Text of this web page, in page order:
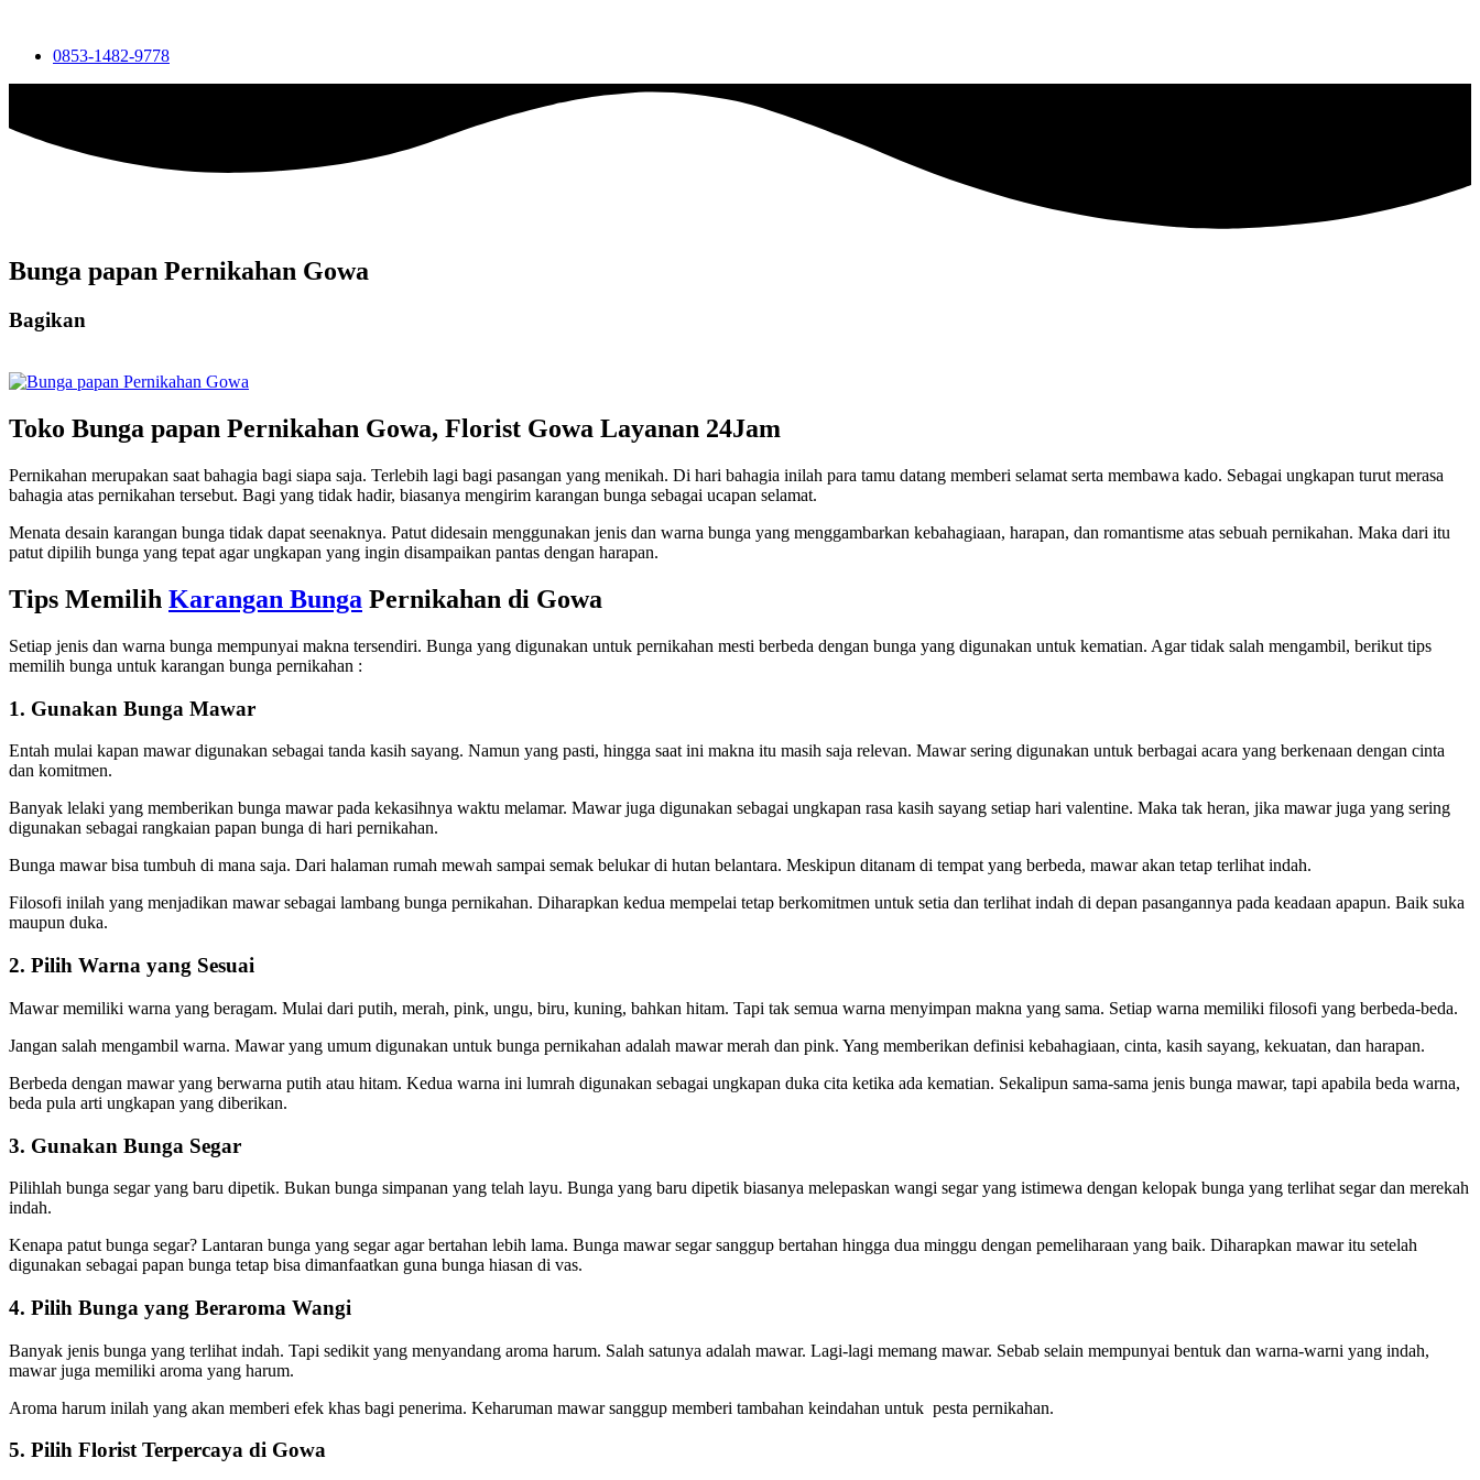
0853-1482-9778
Bunga papan Pernikahan Gowa
Bagikan
Toko Bunga papan Pernikahan Gowa, Florist Gowa Layanan 24Jam
Pernikahan merupakan saat bahagia bagi siapa saja. Terlebih lagi bagi pasangan yang menikah. Di hari bahagia inilah para tamu datang memberi selamat serta membawa kado. Sebagai ungkapan turut merasa
bahagia atas pernikahan tersebut. Bagi yang tidak hadir, biasanya mengirim karangan bunga sebagai ucapan selamat.
Menata desain karangan bunga tidak dapat seenaknya. Patut didesain menggunakan jenis dan warna bunga yang menggambarkan kebahagiaan, harapan, dan romantisme atas sebuah pernikahan. Maka dari itu
patut dipilih bunga yang tepat agar ungkapan yang ingin disampaikan pantas dengan harapan.
Tips Memilih Karangan Bunga Pernikahan di Gowa
Setiap jenis dan warna bunga mempunyai makna tersendiri. Bunga yang digunakan untuk pernikahan mesti berbeda dengan bunga yang digunakan untuk kematian. Agar tidak salah mengambil, berikut tips
memilih bunga untuk karangan bunga pernikahan :
1. Gunakan Bunga Mawar
Entah mulai kapan mawar digunakan sebagai tanda kasih sayang. Namun yang pasti, hingga saat ini makna itu masih saja relevan. Mawar sering digunakan untuk berbagai acara yang berkenaan dengan cinta
dan komitmen.
Banyak lelaki yang memberikan bunga mawar pada kekasihnya waktu melamar. Mawar juga digunakan sebagai ungkapan rasa kasih sayang setiap hari valentine. Maka tak heran, jika mawar juga yang sering
digunakan sebagai rangkaian papan bunga di hari pernikahan.
Bunga mawar bisa tumbuh di mana saja. Dari halaman rumah mewah sampai semak belukar di hutan belantara. Meskipun ditanam di tempat yang berbeda, mawar akan tetap terlihat indah.
Filosofi inilah yang menjadikan mawar sebagai lambang bunga pernikahan. Diharapkan kedua mempelai tetap berkomitmen untuk setia dan terlihat indah di depan pasangannya pada keadaan apapun. Baik suka
maupun duka.
2. Pilih Warna yang Sesuai
Mawar memiliki warna yang beragam. Mulai dari putih, merah, pink, ungu, biru, kuning, bahkan hitam. Tapi tak semua warna menyimpan makna yang sama. Setiap warna memiliki filosofi yang berbeda-beda.
Jangan salah mengambil warna. Mawar yang umum digunakan untuk bunga pernikahan adalah mawar merah dan pink. Yang memberikan definisi kebahagiaan, cinta, kasih sayang, kekuatan, dan harapan.
Berbeda dengan mawar yang berwarna putih atau hitam. Kedua warna ini lumrah digunakan sebagai ungkapan duka cita ketika ada kematian. Sekalipun sama-sama jenis bunga mawar, tapi apabila beda warna,
beda pula arti ungkapan yang diberikan.
3. Gunakan Bunga Segar
Pilihlah bunga segar yang baru dipetik. Bukan bunga simpanan yang telah layu. Bunga yang baru dipetik biasanya melepaskan wangi segar yang istimewa dengan kelopak bunga yang terlihat segar dan merekah
indah.
Kenapa patut bunga segar? Lantaran bunga yang segar agar bertahan lebih lama. Bunga mawar segar sanggup bertahan hingga dua minggu dengan pemeliharaan yang baik. Diharapkan mawar itu setelah
digunakan sebagai papan bunga tetap bisa dimanfaatkan guna bunga hiasan di vas.
4. Pilih Bunga yang Beraroma Wangi
Banyak jenis bunga yang terlihat indah. Tapi sedikit yang menyandang aroma harum. Salah satunya adalah mawar. Lagi-lagi memang mawar. Sebab selain mempunyai bentuk dan warna-warni yang indah,
mawar juga memiliki aroma yang harum.
Aroma harum inilah yang akan memberi efek khas bagi penerima. Keharuman mawar sanggup memberi tambahan keindahan untuk pesta pernikahan.
5. Pilih Florist Terpercaya di Gowa